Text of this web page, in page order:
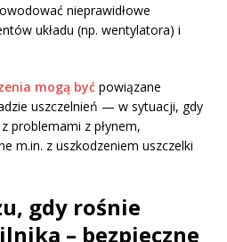
nieprawidłowe
układu (np. wentylatora) i
mogą być powiązane
uszczelnień — w sytuacji, gdy
problemami z płynem,
m.in. z uszkodzeniem uszczelki
gdy rośnie
– bezpieczne